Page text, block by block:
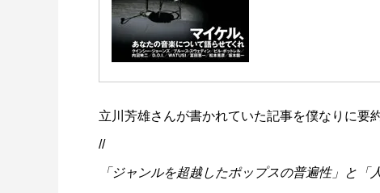
立川芳雄さんが書かれていた記事を僕なりに要
//
「ジャンルを超越したポップスの普遍性」と「